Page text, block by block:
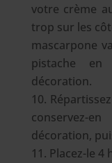
votre crème
trop sur les
mascarpone
pistache
décoration.
conservez-
décoration,
Placez-le